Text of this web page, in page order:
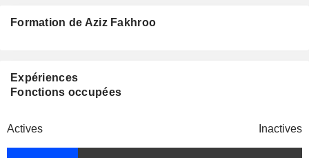
Formation de Aziz Fakhroo
Expériences
Fonctions occupées
Actives Inactives